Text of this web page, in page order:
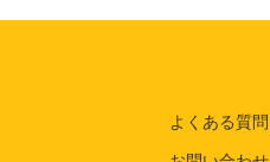
よくある質問